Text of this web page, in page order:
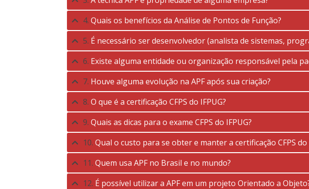
4. Quais os benefícios da Análise de Pontos de Função?
5. É necessário ser desenvolvedor (analista de sistemas,
6. Existe alguma entidade ou organização responsável pela
7. Houve alguma evolução na APF após sua criação?
8. O que é a certificação CFPS do IFPUG?
9. Quais as dicas para o exame CFPS do IFPUG?
10. Qual o custo para se obter e manter a certificação CFPS do
11. Quem usa APF no Brasil e no mundo?
12. É possível utilizar a APF em um projeto Orientado a